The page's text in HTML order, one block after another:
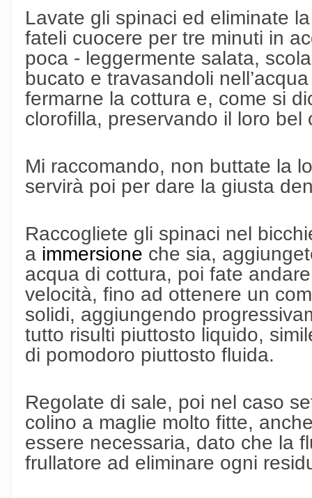
Lavate gli spinaci ed eliminate
fateli cuocere per tre minuti in
poca - leggermente salata,
bucato e travasandoli
fermarne la cottura e, come si
clorofilla, preservando il loro bel
Mi raccomando, non buttate la
servirà poi per dare la giusta
Raccogliete gli spinaci nel
a immersione che sia,
acqua di cottura, poi fate
velocità, fino ad ottenere un
solidi, aggiungendo
tutto risulti piuttosto liquido,
di pomodoro piuttosto fluida.
Regolate di sale, poi nel caso
colino a maglie molto fitte,
essere necessaria, dato che la
frullatore ad eliminare ogni